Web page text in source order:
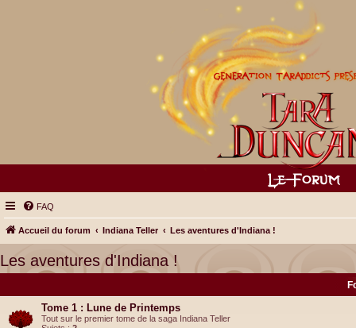
FAQ
Accueil du forum Indiana Teller Les aventures d'Indiana !
Les aventures d'Indiana !
Tome 1 : Lune de Printemps
Tout sur le premier tome de la saga Indiana Teller